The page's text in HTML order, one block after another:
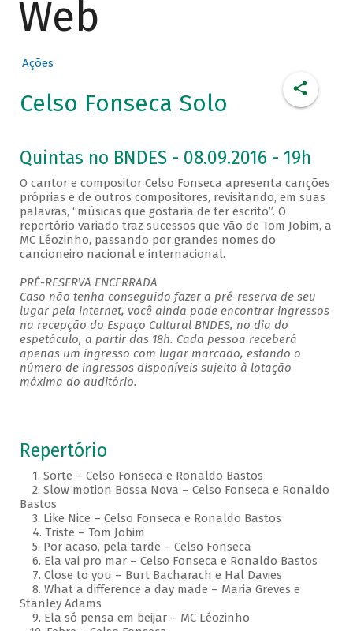
Web
Ações
Celso Fonseca Solo
Quintas no BNDES - 08.09.2016 - 19h
O cantor e compositor Celso Fonseca apresenta canções
próprias e de outros compositores, revisitando, em suas
palavras, “músicas que gostaria de ter escrito”. O
repertório variado traz sucessos que vão de Tom Jobim, a
MC Léozinho, passando por grandes nomes do
cancioneiro nacional e internacional.
PRÉ-RESERVA ENCERRADA
Caso não tenha conseguido fazer a pré-reserva de seu
lugar pela internet, você ainda pode encontrar ingressos
na recepção do Espaço Cultural BNDES, no dia do
espetáculo, a partir das 18h. Cada pessoa receberá
apenas um ingresso com lugar marcado, estando o
número de ingressos disponíveis sujeito à lotação
máxima do auditório.
Repertório
1. Sorte – Celso Fonseca e Ronaldo Bastos
2. Slow motion Bossa Nova – Celso Fonseca e Ronaldo
Bastos
3. Like Nice – Celso Fonseca e Ronaldo Bastos
4. Triste – Tom Jobim
5. Por acaso, pela tarde – Celso Fonseca
6. Ela vai pro mar – Celso Fonseca e Ronaldo Bastos
7. Close to you – Burt Bacharach e Hal Davies
8. What a difference a day made – Maria Greves e
Stanley Adams
9. Ela só pensa em beijar – MC Léozinho